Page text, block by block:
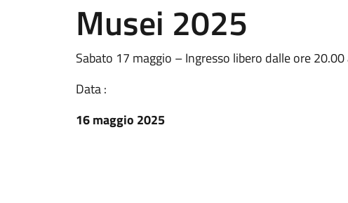
Musei 2025
Sabato 17 maggio – Ingresso libero dalle ore
Data :
16 maggio 2025